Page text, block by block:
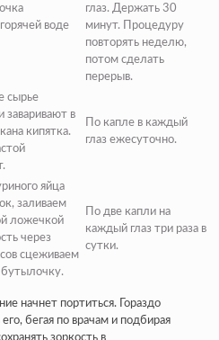
воде
глаз. Держать 30
минут. Процедуру
повторять неделю,
потом сделать
перерыв.
сырье
заваривают в
кипятка.
По капле в каждый
глаз ежесуточно.
яйца
заливаем
ложечкой
через
сцеживаем
По две капли на
каждый глаз три раза в
сутки.
начнет портиться. Гораздо
бегая по врачам и подбирая